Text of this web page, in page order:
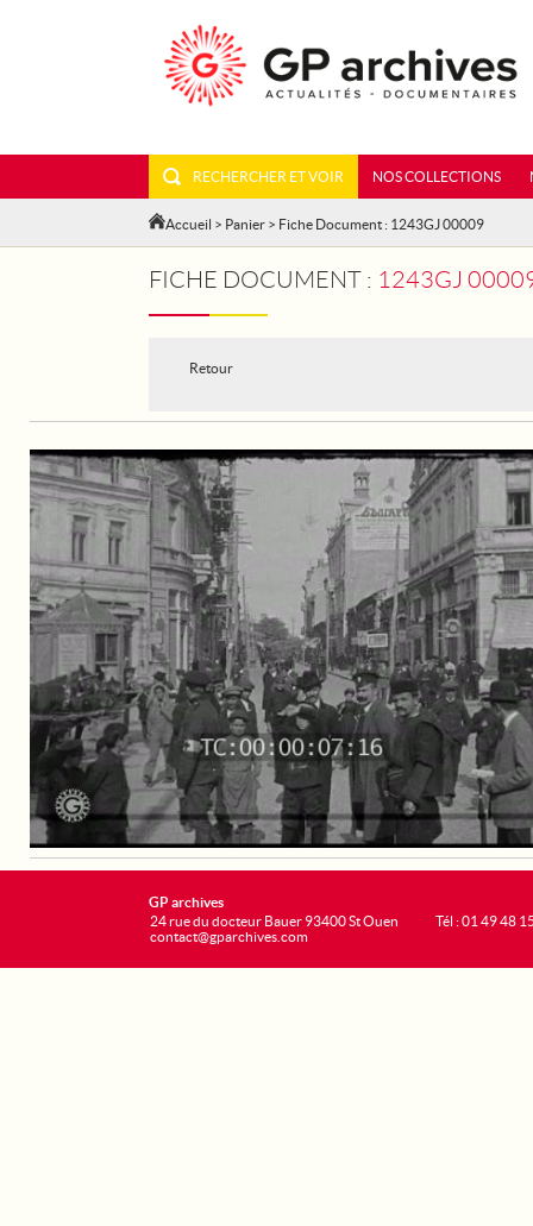
RECHERCHER ET VOIR NOS COLLECTIONS
Accueil > Panier > Fiche Document : 1243GJ 00009
FICHE DOCUMENT : 1243GJ
Retour
GP archives
24 rue du docteur Bauer 93400 St Ouen
contact@gparchives.com
Tél : 01 49 48